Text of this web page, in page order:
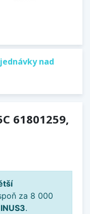
nad
61801259,
za 8 000
.